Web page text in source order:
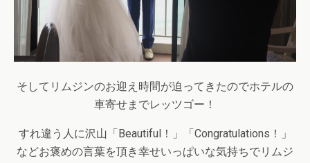
そしてリムジンのお迎え時間が迫ってきたのでホテルの
車寄せまでレッツゴー！
すれ違う人に沢山「Beautiful！」「Congratulations！」
などお褒めの言葉を頂き幸せいっぱいな気持ちでリムジ